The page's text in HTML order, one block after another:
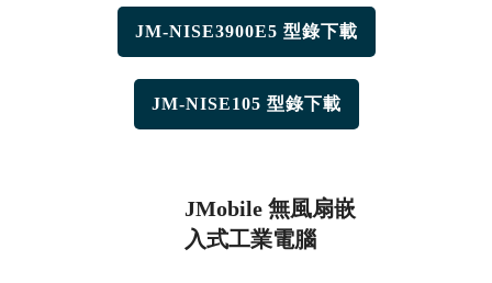
JM-NISE3900E5 型錄下載
JM-NISE105 型錄下載
JMobile 無風扇嵌
入式工業電腦